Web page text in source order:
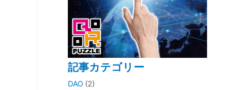
記事カテゴリー
DAO (2)